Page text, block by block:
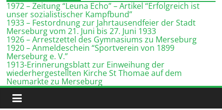
1972 – Zeitung “Leuna Echo” – Artikel “Erfolgreich ist
unser sozialistischer Kampfbund”
1933 – Festordnung zur Jahrtausendfeier der Stadt
Merseburg vom 21. Juni bis 27. Juni 1933
1926 – Arrestzettel des Gymnasiums zu Merseburg
1920 – Anmeldeschein “Sportverein von 1899
Merseburg e. V.”
1913-Erinnerungsblatt zur Einweihung der
wiederhergestellten Kirche St Thomae auf dem
Neumarkte zu Merseburg